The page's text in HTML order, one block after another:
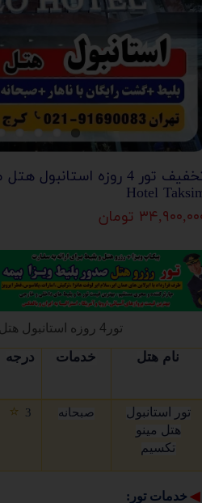
Hotel
تومان
تور4 روزه استانبول هتل مینو تکسیم
نام هتل خدمات درجه
تور استانبول
هتل مینو
تکسیم
صبحانه 3
⭐
◀ خدمات تور: